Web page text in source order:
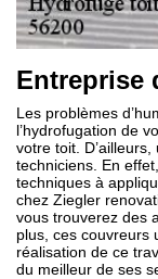
Entreprise
Les problèmes
l’hydrofugation de
votre toit.
techniciens. En
techniques à
chez Ziegler
vous trouverez des
plus, ces couvreurs
réalisation de ce
du meilleur de ses